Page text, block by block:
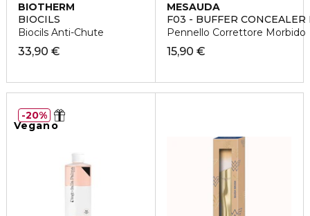
BIOTHERM
BIOCILS
Biocils Anti-Chute
33,90 €
MESAUDA
F03 - BUFFER CONCEALER
Pennello Correttore Morbido
15,90 €
Vegano
20%